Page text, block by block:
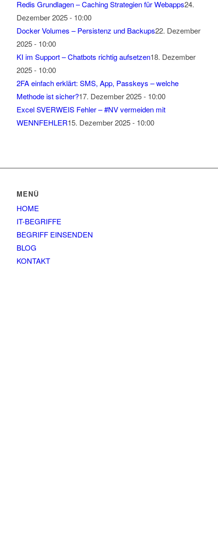
Redis Grundlagen – Caching Strategien für Webapps24.
Dezember 2025 - 10:00
Docker Volumes – Persistenz und Backups22. Dezember
2025 - 10:00
KI im Support – Chatbots richtig aufsetzen18. Dezember
2025 - 10:00
2FA einfach erklärt: SMS, App, Passkeys – welche
Methode ist sicher?17. Dezember 2025 - 10:00
Excel SVERWEIS Fehler – #NV vermeiden mit
WENNFEHLER15. Dezember 2025 - 10:00
MENÜ
HOME
IT-BEGRIFFE
BEGRIFF EINSENDEN
BLOG
KONTAKT